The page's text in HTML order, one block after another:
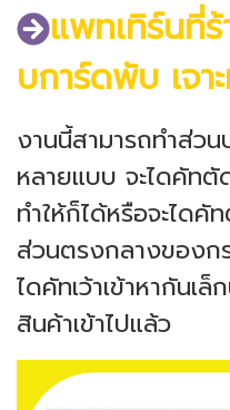
แพทเทิร์นที่
บการ์ดพับ เจา
งานนี้สามารถทำส่ว
หลายแบบ จะไดคัทตั
ทำให้ก็ได้หรือจะไดคั
ส่วนตรงกลางของก
ไดคัทเว้าเข้าหากันเ
สินค้าเข้าไปแล้ว